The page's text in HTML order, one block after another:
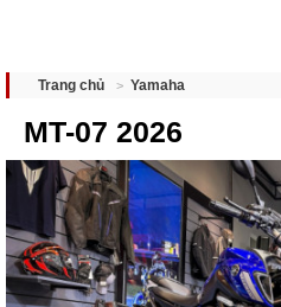
Trang chủ Yamaha
MT-07 2026